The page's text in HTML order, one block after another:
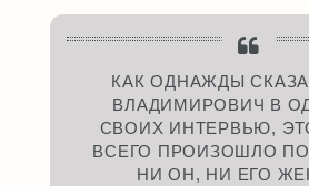
КАК ОДНАЖДЫ
ВЛАДИМИРОВИЧ В
СВОИХ ИНТЕРВЬЮ,
ВСЕГО ПРОИЗОШЛО
НИ ОН, НИ ЕГО